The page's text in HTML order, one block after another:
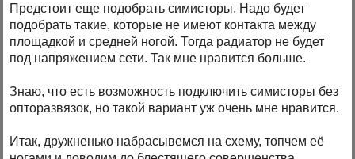
Предстоит еще подобрать симисторы. Надо будет
подобрать такие, которые не имеют контакта между
площадкой и средней ногой. Тогда радиатор не будет
под напряжением сети. Так мне нравится больше.
Знаю, что есть возможность подключить симисторы без
опторазвязок, но такой вариант уж очень мне нравится.
Итак, дружненько набрасывемся на схему, топчем её